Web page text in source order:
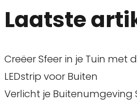
Laatste
Creëer Sfeer in je Tuin met
LEDstrip voor Buiten
Verlicht je Buitenumgeving